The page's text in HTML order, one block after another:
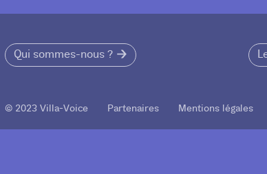
Qui sommes-nous ?
© 2023 Villa-Voice Partenaires Mentions légales